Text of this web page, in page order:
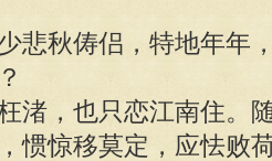
悲秋俦侣，特地年年
渚，也只恋江南住。
惯惊移莫定，应怯败